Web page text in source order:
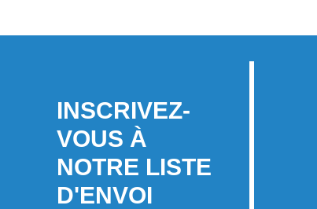
INSCRIVEZ-
VOUS À
NOTRE LISTE
D'ENVOI